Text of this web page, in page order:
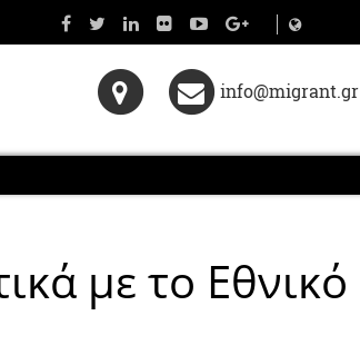
info@migrant.gr
με το Εθνικό